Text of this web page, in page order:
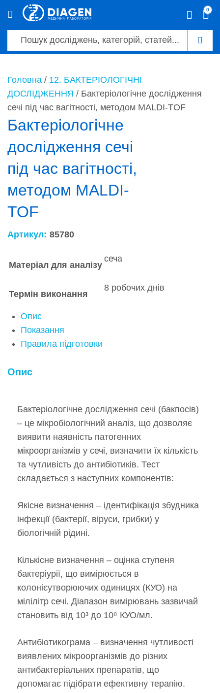
0
Головна / 12. БАКТЕРІОЛОГІЧНІ
ДОСЛІДЖЕННЯ / Бактеріологічне дослідження
сечі під час вагітності, методом MALDI-TOF
Бактеріологічне
дослідження сечі
під час вагітності,
методом MALDI-
TOF
Артикул: 85780
Матеріал для аналізу
сеча
Термін виконання
8 робочих днів
Опис
Показання
Правила підготовки
Опис
Бактеріологічне дослідження сечі (бакпосів)
– це мікробіологічний аналіз, що дозволяє
виявити наявність патогенних
мікроорганізмів у сечі, визначити їх кількість
та чутливість до антибіотиків. Тест
складається з наступних компонентів:
Якісне визначення – ідентифікація збудника
інфекції (бактерії, віруси, грибки) у
біологічній рідині.
Кількісне визначення – оцінка ступеня
бактеріурії, що вимірюється в
колонієутворюючих одиницях (КУО) на
мілілітр сечі. Діапазон вимірювань зазвичай
становить від 10³ до 10⁸ КУО/мл.
Антибіотикограма – визначення чутливості
виявлених мікроорганізмів до різних
антибактеріальних препаратів, що
допомагає підібрати ефективну терапію.